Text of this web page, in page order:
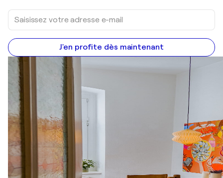
J'en profite dès maintenant